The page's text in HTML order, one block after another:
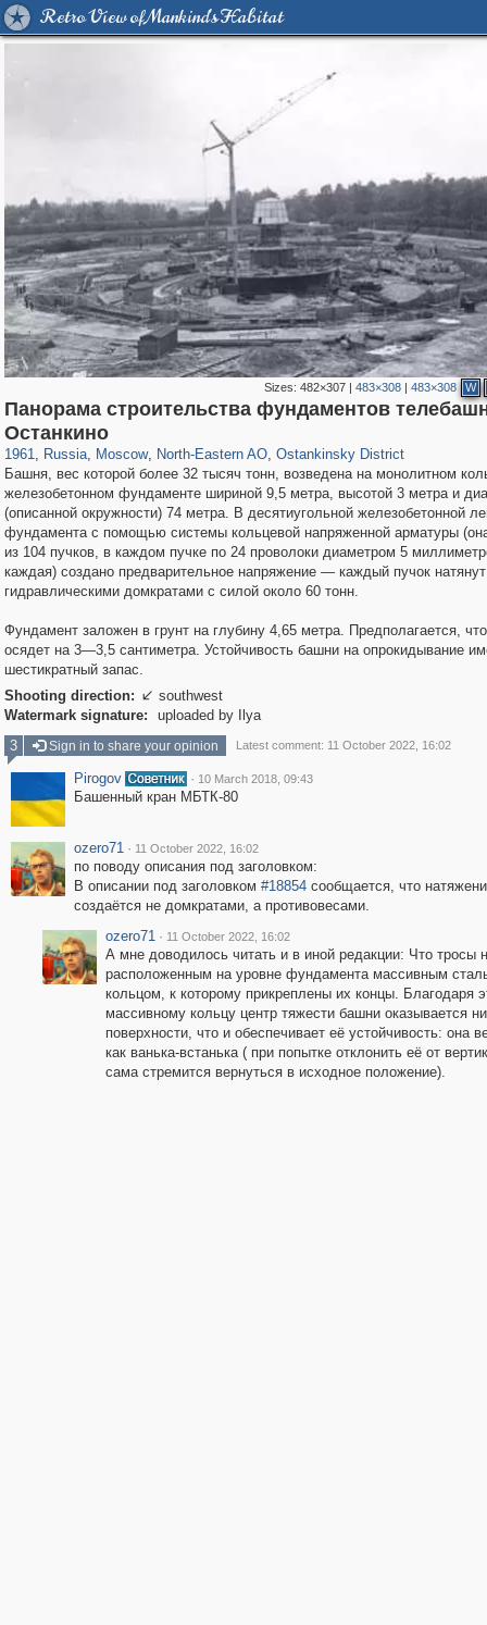
Retro View of Mankind's Habitat
Sizes:482×307 |483×308 |483×308 W
Панорама строительства фундаментов
Останкино
1961, Russia
1,407,348
, Moscow
319,882 8,286
, North-Eastern AO, Ostankinsky District
Башня, вес которой более 32 тысяч тонн, возведена на монолитном
железобетонном фундаменте шириной 9,5 метра, высотой 3 метра и
(описанной окружности) 74 метра. В десятиугольной железобетонной
фундамента с помощью системы кольцевой напряженной арматуры
из 104 пучков, в каждом пучке по 24 проволоки диаметром 5
каждая) создано предварительное напряжение — каждый пучок натянут
гидравлическими домкратами с силой около 60 тонн.
Фундамент заложен в грунт на глубину 4,65 метра. Предполагается,
осядет на 3—3,5 сантиметра. Устойчивость башни на опрокидывание
шестикратный запас.
Shooting direction:  southwest
Watermark signature:
uploaded by Ilya
3
Sign in to share your opinion Latest comment: 11 October 2022, 16:02
Pirogov · 10 March 2018, 09:43
Башенный кран МБТК-80
ozero71 · 11 October 2022, 16:02
по поводу описания под заголовком:
В описании под заголовком #18854сообщается, что
создаётся не домкратами, а противовесами.
ozero71 · 11 October 2022, 16:02
А мне доводилось читать и в иной редакции: Что тросы
расположенным на уровне фундамента массивным
кольцом, к которому прикреплены их концы. Благодаря
массивному кольцу центр тяжести башни оказывается
поверхности, что и обеспечивает её устойчивость: она
как ванька-встанька ( при попытке отклонить её от
сама стремится вернуться в исходное положение).